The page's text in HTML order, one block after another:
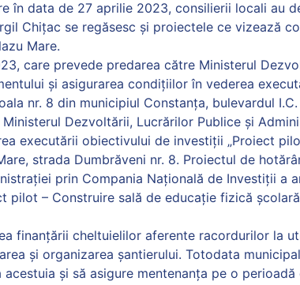
în data de 27 aprilie 2023, consilierii locali au
Chițac se regăsesc și proiectele ce vizează
Mare.
care prevede predarea către Ministerul
și asigurarea condițiilor în vederea
nr. 8 din municipiul Constanța, bulevardul
Dezvoltării, Lucrărilor Publice și
executării obiectivului de investiții „Proiect
strada Dumbrăveni nr. 8. Proiectul de
prin Compania Națională de Investiții a
– Construire sală de educație fizică
finanțării cheltuielilor aferente racordurilor la
și organizarea șantierului. Totodata
și să asigure mentenanța pe o perioadă